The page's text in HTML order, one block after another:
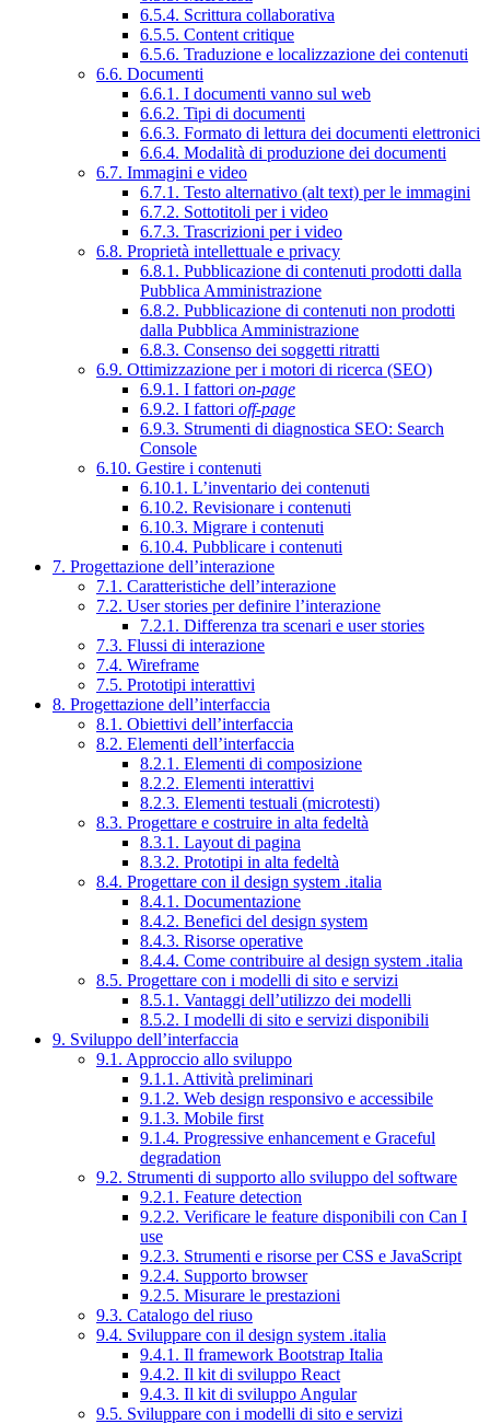
6.5.4. Scrittura collaborativa
6.5.5. Content critique
6.5.6. Traduzione e localizzazione dei contenuti
6.6. Documenti
6.6.1. I documenti vanno sul web
6.6.2. Tipi di documenti
6.6.3. Formato di lettura dei documenti elettronici
6.6.4. Modalità di produzione dei documenti
6.7. Immagini e video
6.7.1. Testo alternativo (alt text) per le immagini
6.7.2. Sottotitoli per i video
6.7.3. Trascrizioni per i video
6.8. Proprietà intellettuale e privacy
6.8.1. Pubblicazione di contenuti prodotti dalla
Pubblica Amministrazione
6.8.2. Pubblicazione di contenuti non prodotti
dalla Pubblica Amministrazione
6.8.3. Consenso dei soggetti ritratti
6.9. Ottimizzazione per i motori di ricerca (SEO)
6.9.1. I fattori on-page
6.9.2. I fattori off-page
6.9.3. Strumenti di diagnostica SEO: Search
Console
6.10. Gestire i contenuti
6.10.1. L’inventario dei contenuti
6.10.2. Revisionare i contenuti
6.10.3. Migrare i contenuti
6.10.4. Pubblicare i contenuti
7. Progettazione dell’interazione
7.1. Caratteristiche dell’interazione
7.2. User stories per definire l’interazione
7.2.1. Differenza tra scenari e user stories
7.3. Flussi di interazione
7.4. Wireframe
7.5. Prototipi interattivi
8. Progettazione dell’interfaccia
8.1. Obiettivi dell’interfaccia
8.2. Elementi dell’interfaccia
8.2.1. Elementi di composizione
8.2.2. Elementi interattivi
8.2.3. Elementi testuali (microtesti)
8.3. Progettare e costruire in alta fedeltà
8.3.1. Layout di pagina
8.3.2. Prototipi in alta fedeltà
8.4. Progettare con il design system .italia
8.4.1. Documentazione
8.4.2. Benefici del design system
8.4.3. Risorse operative
8.4.4. Come contribuire al design system .italia
8.5. Progettare con i modelli di sito e servizi
8.5.1. Vantaggi dell’utilizzo dei modelli
8.5.2. I modelli di sito e servizi disponibili
9. Sviluppo dell’interfaccia
9.1. Approccio allo sviluppo
9.1.1. Attività preliminari
9.1.2. Web design responsivo e accessibile
9.1.3. Mobile first
9.1.4. Progressive enhancement e Graceful
degradation
9.2. Strumenti di supporto allo sviluppo del software
9.2.1. Feature detection
9.2.2. Verificare le feature disponibili con Can I
use
9.2.3. Strumenti e risorse per CSS e JavaScript
9.2.4. Supporto browser
9.2.5. Misurare le prestazioni
9.3. Catalogo del riuso
9.4. Sviluppare con il design system .italia
9.4.1. Il framework Bootstrap Italia
9.4.2. Il kit di sviluppo React
9.4.3. Il kit di sviluppo Angular
9.5. Sviluppare con i modelli di sito e servizi